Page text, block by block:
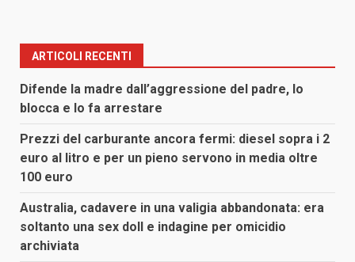
ARTICOLI RECENTI
Difende la madre dall’aggressione del padre, lo
blocca e lo fa arrestare
Prezzi del carburante ancora fermi: diesel sopra i 2
euro al litro e per un pieno servono in media oltre
100 euro
Australia, cadavere in una valigia abbandonata: era
soltanto una sex doll e indagine per omicidio
archiviata